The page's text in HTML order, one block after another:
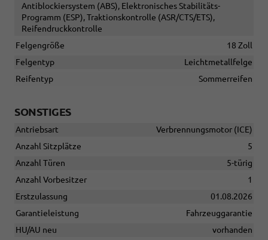
Antiblockiersystem (ABS), Elektronisches Stabilitäts-
Programm (ESP), Traktionskontrolle (ASR/CTS/ETS),
Reifendruckkontrolle
Felgengröße
18 Zoll
Felgentyp
Leichtmetallfelge
Reifentyp
Sommerreifen
SONSTIGES
Antriebsart
Verbrennungsmotor (ICE)
Anzahl Sitzplätze
5
Anzahl Türen
5-türig
Anzahl Vorbesitzer
1
Erstzulassung
01.08.2026
Garantieleistung
Fahrzeuggarantie
HU/AU neu
vorhanden